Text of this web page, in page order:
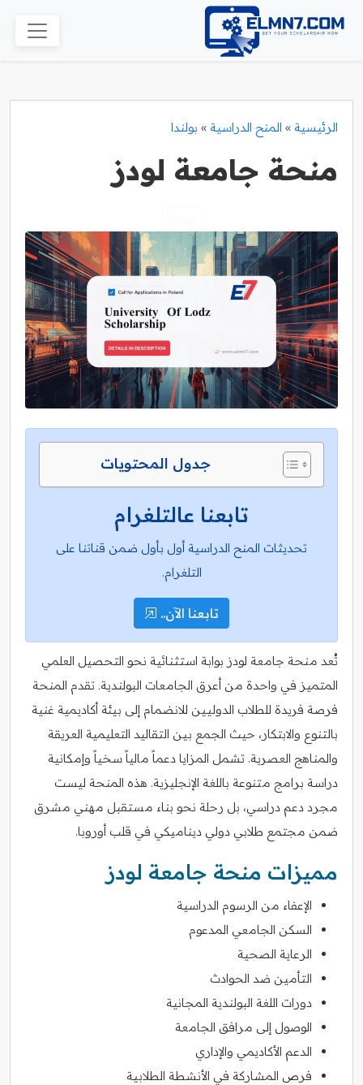
الرئيسية » المنح الدراسية » بولندا
منحة جامعة لودز
جدول المحتويات
تابعنا عالتلغرام
تحديثات المنح الدراسية أول بأول ضمن قناتنا على
التلغرام.
تابعنا الآن..
تُعد منحة جامعة لودز بوابة استثنائية نحو التحصيل العلمي
المتميز في واحدة من أعرق الجامعات البولندية. تقدم المنحة
فرصة فريدة للطلاب الدوليين للانضمام إلى بيئة أكاديمية غنية
بالتنوع والابتكار، حيث الجمع بين التقاليد التعليمية العريقة
والمناهج العصرية. تشمل المزايا دعماً مالياً سخياً وإمكانية
دراسة برامج متنوعة باللغة الإنجليزية. هذه المنحة ليست
مجرد دعم دراسي، بل رحلة نحو بناء مستقبل مهني مشرق
ضمن مجتمع طلابي دولي ديناميكي في قلب أوروبا.
مميزات منحة جامعة لودز
الإعفاء من الرسوم الدراسية
السكن الجامعي المدعوم
الرعاية الصحية
التأمين ضد الحوادث
دورات اللغة البولندية المجانية
الوصول إلى مرافق الجامعة
الدعم الأكاديمي والإداري
فرص المشاركة في الأنشطة الطلابية